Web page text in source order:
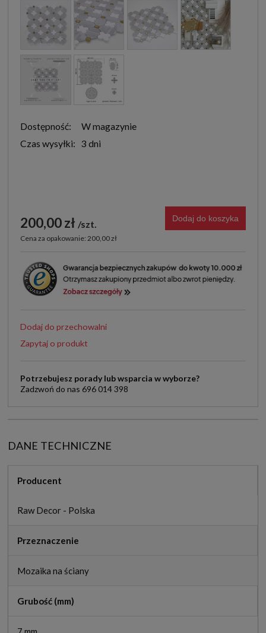
Dostępność:
W magazynie
Czas wysyłki: 3 dni
200,00 zł szt.
Cena za opakowanie: 200,00 zł
Dodaj do koszyka
Dodaj do przechowalni
Zapytaj o produkt
Potrzebujesz porady lub wsparcia w wyborze?
Zadzwoń do nas 696 014 398
DANE TECHNICZNE
Producent
Raw Decor - Polska
Przeznaczenie
Mozaika na ściany
Grubość (mm)